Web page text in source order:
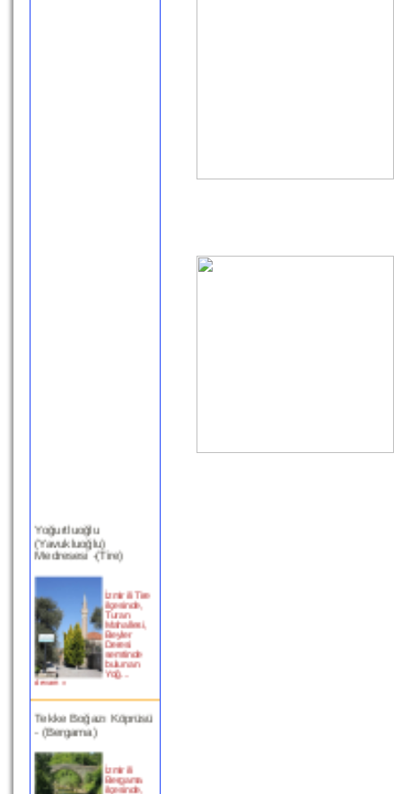
(Yavukluoğlu)
Medresesi -(Tire)
ilçesinde,
Turan
Mahallesi,
Beyler
Deresi
semtinde
bulunan
Yoğ...
devam »
Tekke Boğazı Köprüsü
- (Bergama)
İzmir ili
Bergama
ilçesinde,
Bergama